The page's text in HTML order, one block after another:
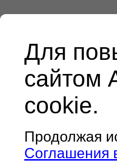
Для
сайтом
cookie.
Продолжая
Соглашения